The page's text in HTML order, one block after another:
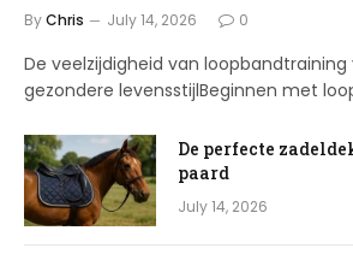
ByChris July 14, 2026 0
De veelzijdigheid van loopbandtraining
gezondere levensstijlBeginnen met
De perfecte
paard
July 14, 2026